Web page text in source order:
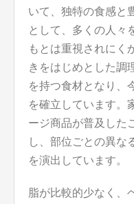
いて、独特の食感と
として、多くの人々
もとは重視されにく
きをはじめとした調
を持つ食材となり、
を確立しています。
ージ商品が普及した
し、部位ごとの異な
を演出しています。
脂が比較的少なく、